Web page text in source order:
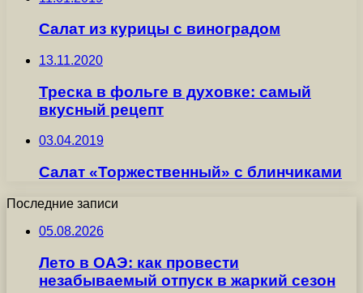
Салат из курицы с виноградом
13.11.2020
Треска в фольге в духовке: самый
вкусный рецепт
03.04.2019
Салат «Торжественный» с блинчиками
Последние записи
05.08.2026
Лето в ОАЭ: как провести
незабываемый отпуск в жаркий сезон